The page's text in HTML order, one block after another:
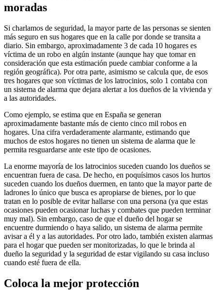
moradas
Si charlamos de seguridad, la mayor parte de las personas se sienten
más seguro en sus hogares que en la calle por donde se transita a
diario. Sin embargo, aproximadamente 3 de cada 10 hogares es
víctima de un robo en algún instante (aunque hay que tomar en
consideración que esta estimación puede cambiar conforme a la
región geográfica). Por otra parte, asimismo se calcula que, de esos
tres hogares que son víctimas de los latrocinios, solo 1 contaba con
un sistema de alarma que dejara alertar a los dueños de la vivienda y
a las autoridades.
Como ejemplo, se estima que en España se generan
aproximadamente bastante más de ciento cinco mil robos en
hogares. Una cifra verdaderamente alarmante, estimando que
muchos de estos hogares no tienen un sistema de alarma que le
permita resguardarse ante este tipo de ocasiones.
La enorme mayoría de los latrocinios suceden cuando los dueños se
encuentran fuera de casa. De hecho, en poquísimos casos los hurtos
suceden cuando los dueños duermen, en tanto que la mayor parte de
ladrones lo único que busca es apropiarse de bienes, por lo que
tratan en lo posible de evitar hallarse con una persona (ya que estas
ocasiones pueden ocasionar luchas y combates que pueden terminar
muy mal). Sin embargo, caso de que el dueño del hogar se
encuentre durmiendo o haya salido, un sistema de alarma permite
avisar a él y a las autoridades. Por otro lado, también existen alarmas
para el hogar que pueden ser monitorizadas, lo que le brinda al
dueño la seguridad y la seguridad de estar vigilando su casa incluso
cuando esté fuera de ella.
Coloca la mejor protección